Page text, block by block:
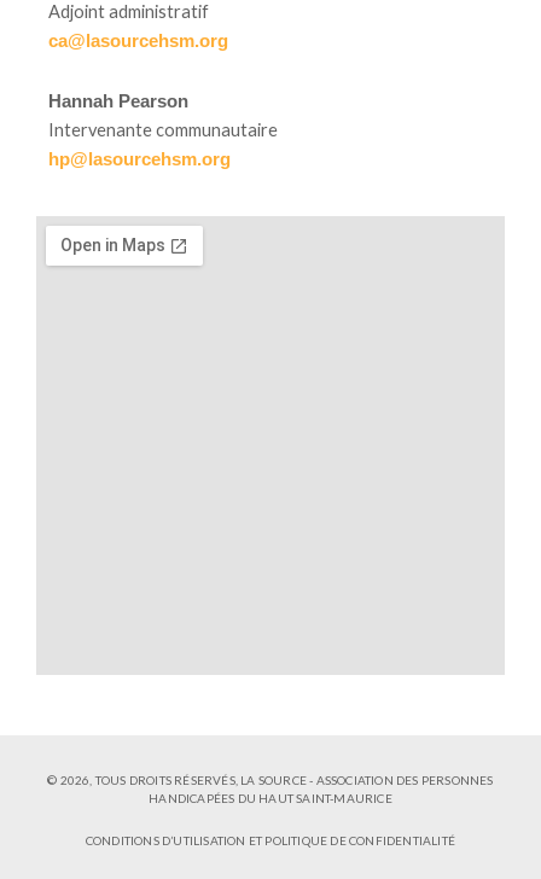
Adjoint administratif
ca@lasourcehsm.org
Hannah Pearson
Intervenante communautaire
hp@lasourcehsm.org
© 2026, TOUS DROITS RÉSERVÉS, LA SOURCE - ASSOCIATION DES PERSONNES
HANDICAPÉES DU HAUT SAINT-MAURICE
CONDITIONS D’UTILISATION ET POLITIQUE DE CONFIDENTIALITÉ